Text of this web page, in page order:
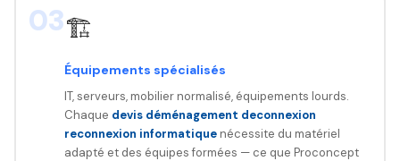
03🏗️
Équipements spécialisés
IT, serveurs, mobilier normalisé, équipements lourds.
Chaque devis déménagement deconnexion
reconnexion informatiquenécessite du matériel
adapté et des équipes formées — ce que Proconcept